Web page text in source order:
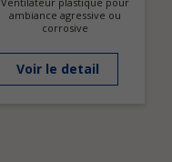
ambiance agressive ou
corrosive
Voir le detail